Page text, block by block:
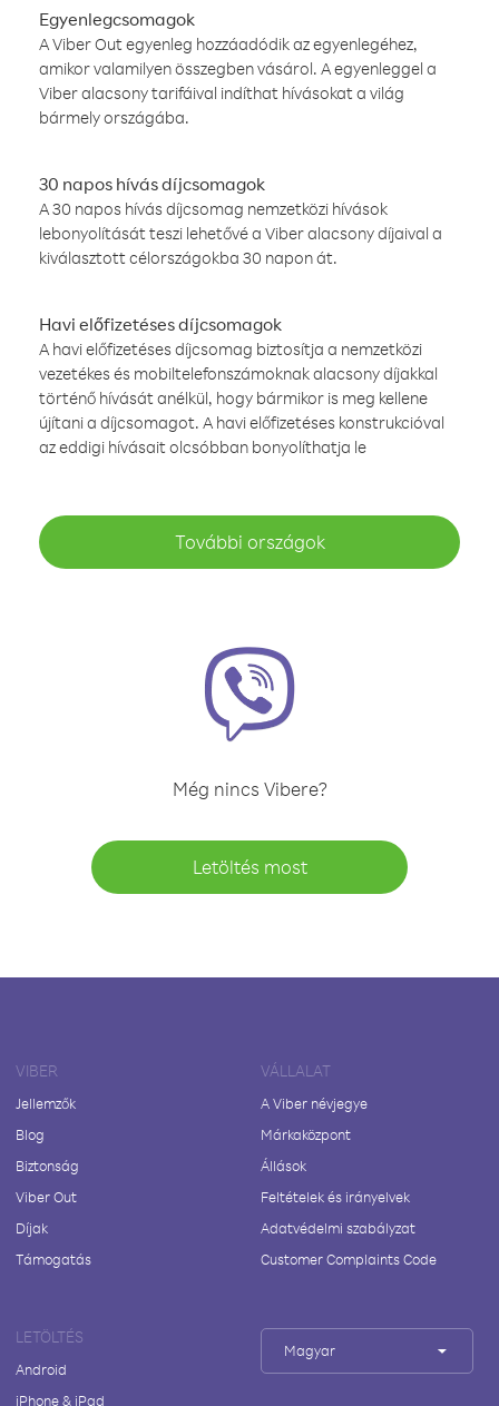
Egyenlegcsomagok
A Viber Out egyenleg hozzáadódik az egyenlegéhez,
amikor valamilyen összegben vásárol. A egyenleggel a
Viber alacsony tarifáival indíthat hívásokat a világ
bármely országába.
30 napos hívás díjcsomagok
A 30 napos hívás díjcsomag nemzetközi hívások
lebonyolítását teszi lehetővé a Viber alacsony díjaival a
kiválasztott célországokba 30 napon át.
Havi előfizetéses díjcsomagok
A havi előfizetéses díjcsomag biztosítja a nemzetközi
vezetékes és mobiltelefonszámoknak alacsony díjakkal
történő hívását anélkül, hogy bármikor is meg kellene
újítani a díjcsomagot. A havi előfizetéses konstrukcióval
az eddigi hívásait olcsóbban bonyolíthatja le
További országok
Még nincs Vibere?
Letöltés most
VIBER
Jellemzők
Blog
Biztonság
Viber Out
Díjak
Támogatás
VÁLLALAT
A Viber névjegye
Márkaközpont
Állások
Feltételek és irányelvek
Adatvédelmi szabályzat
Customer Complaints Code
LETÖLTÉS
Android
iPhone & iPad
Magyar